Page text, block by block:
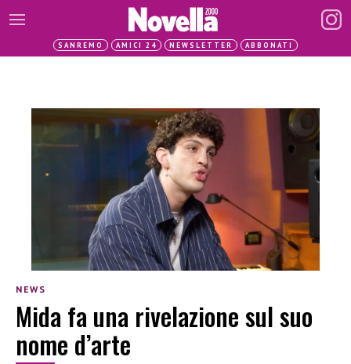
SANREMO AMICI 24 NEWSLETTER ABBONATI
NEWS
Mida fa una rivelazione sul suo
nome d’arte